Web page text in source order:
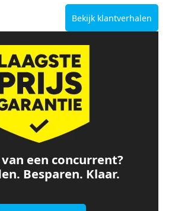
Bekijk klantverhalen
een concurrent?
Besparen. Klaar.